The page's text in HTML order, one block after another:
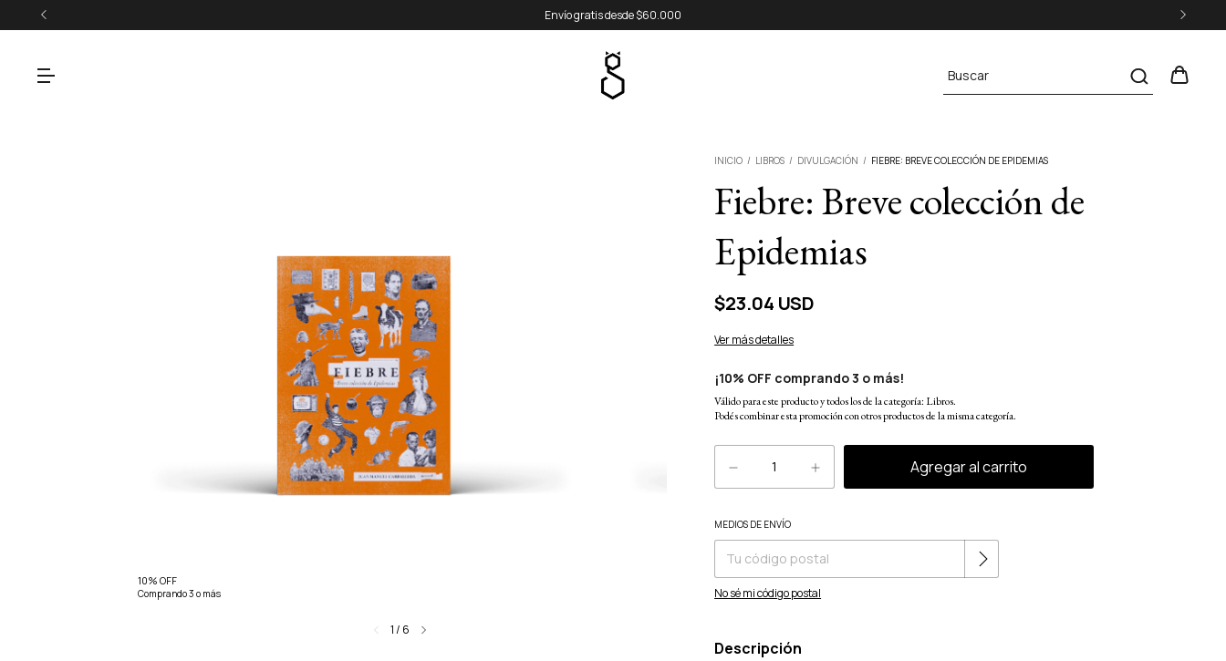
Envío gratis desde $60.000
10% OFF
Comprando 3 o más
1/ 6
INICIO / LIBROS / DIVULGACIÓN / FIEBRE: BREVE COLECCIÓN DE EPIDEMIAS
Fiebre: Breve colección de
Epidemias
$23.04 USD
Ver más detalles
¡10% OFF comprando 3 o más!
Válido para este producto y todos los de la categoría: Libros.
Podés combinar esta promoción con otros productos de la misma categoría.
Entregas para el CP:
MEDIOS DE ENVÍO
No sé mi código postal
Descripción